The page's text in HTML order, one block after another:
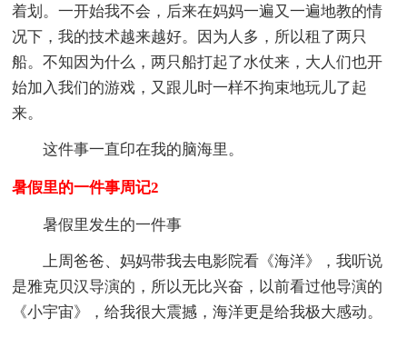
着划。一开始我不会，后来在妈妈一遍又一遍地教的情
况下，我的技术越来越好。因为人多，所以租了两只
船。不知因为什么，两只船打起了水仗来，大人们也开
始加入我们的游戏，又跟儿时一样不拘束地玩儿了起
来。
这件事一直印在我的脑海里。
暑假里的一件事周记2
暑假里发生的一件事
上周爸爸、妈妈带我去电影院看《海洋》，我听说
是雅克贝汉导演的，所以无比兴奋，以前看过他导演的
《小宇宙》，给我很大震撼，海洋更是给我极大感动。